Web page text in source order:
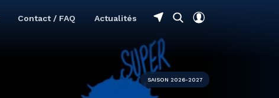
Contact / FAQ Actualités
SAISON 2026-2027